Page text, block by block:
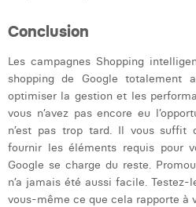
Conclusion
Les campagnes Shopping
shopping de Google totalement
optimiser la gestion et les
vous n’avez pas encore eu
n’est pas trop tard. Il vous suffit
fournir les éléments requis pour
Google se charge du reste.
n’a jamais été aussi facile.
vous-même ce que cela rapporte à